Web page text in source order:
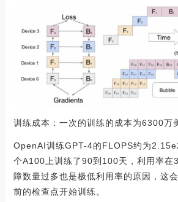
训练成本：一次的训练的成本为6300万
OpenAI训练GPT-4的FLOPS约为
个A100上训练了90到100天，利用率在
障数量过多也是极低利用率的原因，这
前的检查点开始训练。